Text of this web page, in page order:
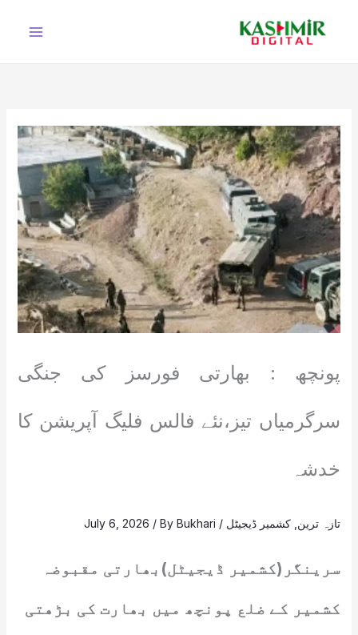
پونچھ : بھارتی فورسز کی جنگی
سرگرمیاں تیز،نئے فالس فلیگ آپریشن کا
خدشہ
تازہ ترین کشمیر ڈیجیٹل /
July 6, 2026 / ByBukhari
سرینگر(کشمیر ڈیجیٹل)بھارتی مقبوضہ
کشمیر کے ضلع پونچھ میں بھارت کی بڑھتی